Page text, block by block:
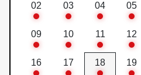
02 03 04 05
09 10 11 12
16 17 18 19